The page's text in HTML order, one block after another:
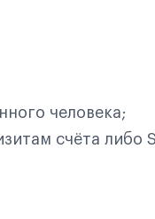
человека;
счёта либо